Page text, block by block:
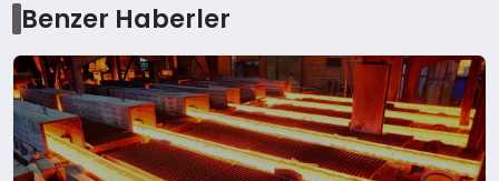
Benzer Haberler